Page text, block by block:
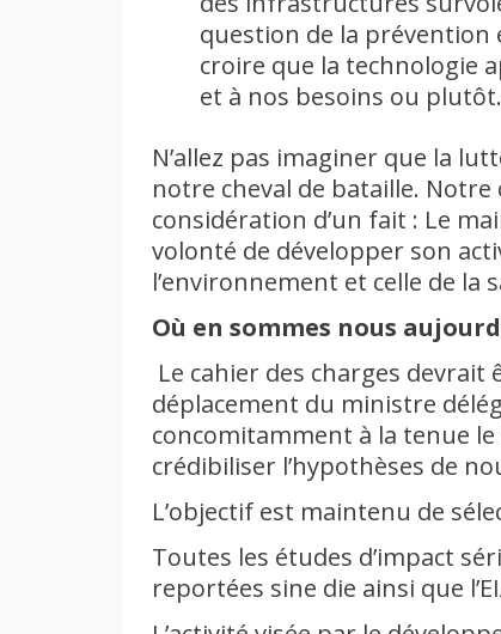
question de la prévention
croire que la technologie
et à nos besoins ou
N’allez pas imaginer que la
notre cheval de bataille.
considération d’un fait : Le
volonté de développer son
l’environnement et celle de la
Où en sommes nous
Le cahier des charges devrait
déplacement du ministre
concomitamment à la tenue
crédibiliser l’hypothèses de
L’objectif est maintenu de
Toutes les études d’impact
reportées sine die ainsi que